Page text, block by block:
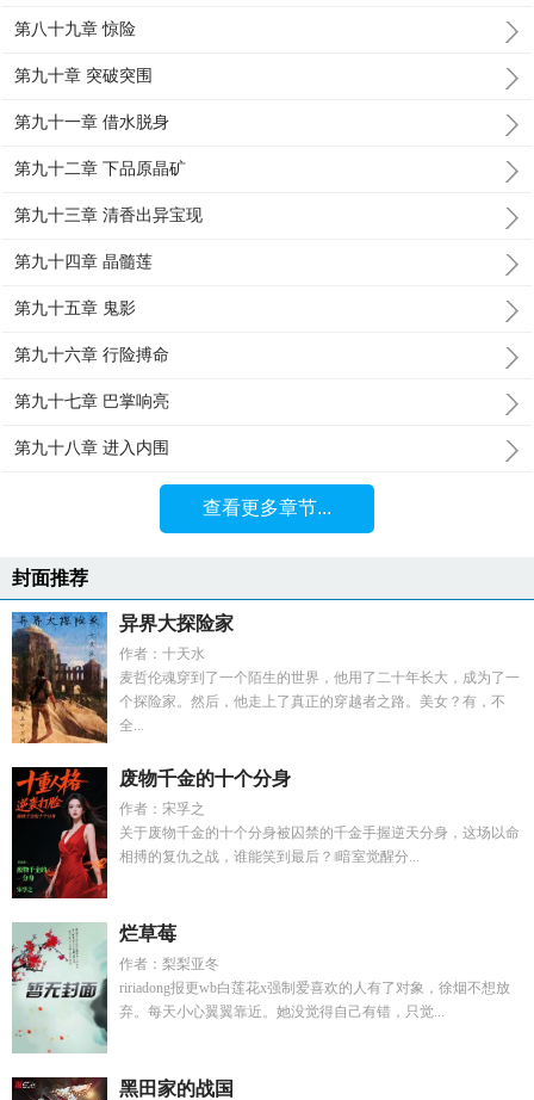
第八十九章 惊险
第九十章 突破突围
第九十一章 借水脱身
第九十二章 下品原晶矿
第九十三章 清香出异宝现
第九十四章 晶髓莲
第九十五章 鬼影
第九十六章 行险搏命
第九十七章 巴掌响亮
第九十八章 进入内围
查看更多章节...
封面推荐
异界大探险家
作者：十天水
麦哲伦魂穿到了一个陌生的世界，他用了二十年长大，成为了一
个探险家。然后，他走上了真正的穿越者之路。美女？有，不
全...
废物千金的十个分身
作者：宋孚之
关于废物千金的十个分身被囚禁的千金手握逆天分身，这场以命
相搏的复仇之战，谁能笑到最后？‖暗室觉醒分...
烂草莓
作者：梨梨亚冬
ririadong报更wb白莲花x强制爱喜欢的人有了对象，徐烟不想放
弃。每天小心翼翼靠近。她没觉得自己有错，只觉...
黑田家的战国